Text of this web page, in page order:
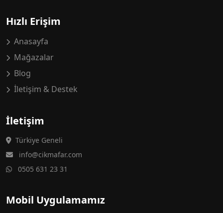
Hızlı Erişim
Anasayfa
Mağazalar
Blog
İletişim & Destek
İletişim
Türkiye Geneli
info@cikmafar.com
0505 631 23 31
Mobil Uygulamamız